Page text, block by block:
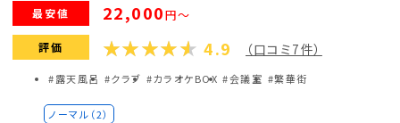
ノーマル
【一人宴会】 ノーマルコンパニオンプラン90
分
38,540円～
最安値 22,000円～
評価 4.9 （口コミ7件）
#露天風呂 #クラブ #カラオケBOX #会議室 #繁華街
ノーマル（2）